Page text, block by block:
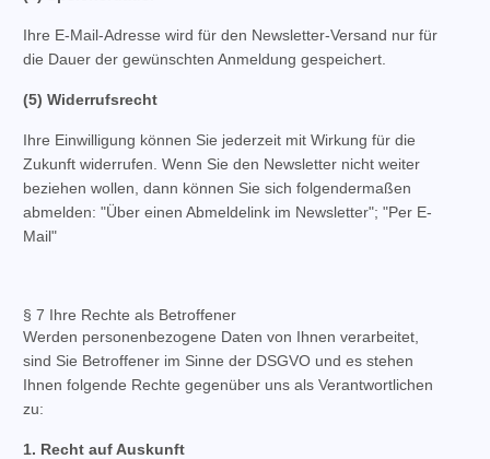
Ihre E-Mail-Adresse wird für den Newsletter-Versand nur für
die Dauer der gewünschten Anmeldung gespeichert.
(5) Widerrufsrecht
Ihre Einwilligung können Sie jederzeit mit Wirkung für die
Zukunft widerrufen. Wenn Sie den Newsletter nicht weiter
beziehen wollen, dann können Sie sich folgendermaßen
abmelden: "Über einen Abmeldelink im Newsletter"; "Per E-
Mail"
§ 7 Ihre Rechte als Betroffener
Werden personenbezogene Daten von Ihnen verarbeitet,
sind Sie Betroffener im Sinne der DSGVO und es stehen
Ihnen folgende Rechte gegenüber uns als Verantwortlichen
zu:
1. Recht auf Auskunft